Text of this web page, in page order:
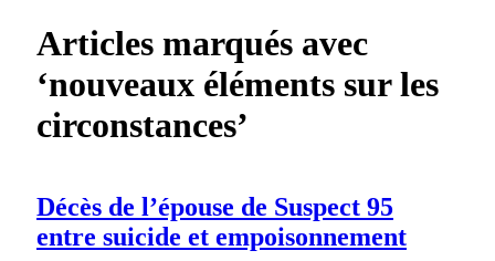
Articles marqués avec
‘nouveaux éléments sur les
circonstances’
Décès de l’épouse de Suspect 95
entre suicide et empoisonnement